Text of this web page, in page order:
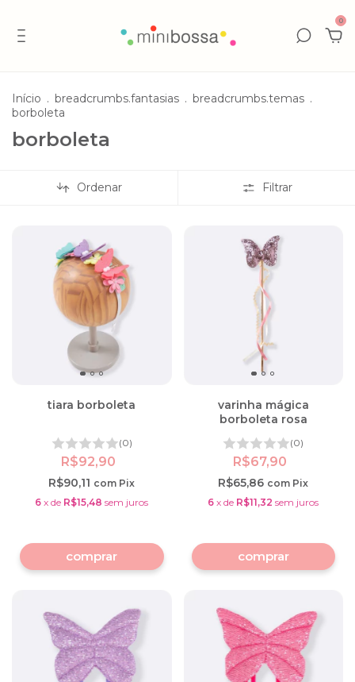
0
Início . breadcrumbs.fantasias . breadcrumbs.temas .
borboleta
borboleta
Ordenar Filtrar
tiara borboleta
(0)
R$92,90
R$90,11 com Pix
6 xde R$15,48 sem juros
varinha mágica
borboleta rosa
(0)
R$67,90
R$65,86 com Pix
6 xde R$11,32 sem juros